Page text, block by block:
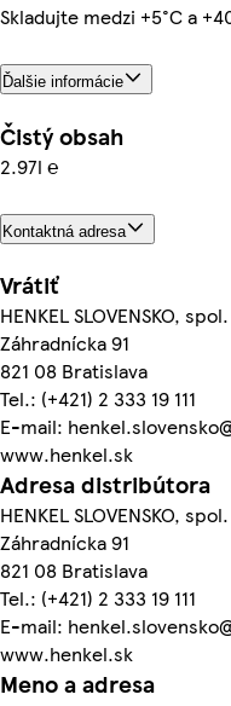
Skladujte medzi +5°C a
Ďalšie informácie
Čistý obsah
2.97l ℮
Kontaktná adresa
Vrátiť
HENKEL SLOVENSKO,
Záhradnícka 91
821 08 Bratislava
Tel.: (+421) 2 333 19 111
E-mail:
www.henkel.sk
Adresa distribútora
HENKEL SLOVENSKO,
Záhradnícka 91
821 08 Bratislava
Tel.: (+421) 2 333 19 111
E-mail:
www.henkel.sk
Meno a adresa